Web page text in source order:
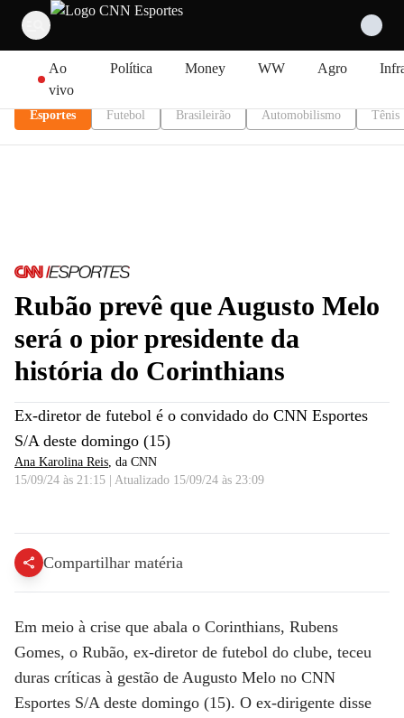
Ao
vivo
Política Money WW Agro
Esportes Futebol Brasileirão Automobilismo Tênis
Rubão prevê que Augusto Melo
será o pior presidente da
história do Corinthians
Ex-diretor de futebol é o convidado do CNN Esportes
S/A deste domingo (15)
Ana Karolina Reis, da CNN
15/09/24 às 21:15
Atualizado 15/09/24 às 23:09
Rubão prevê que Augusto Melo será o pior presidente da história do Corinthians | Esportes S/A
Compartilhar matéria
Em meio à crise que abala o Corinthians, Rubens
Gomes, o Rubão, ex-diretor de futebol do clube, teceu
duras críticas à gestão de Augusto Melo no CNN
Esportes S/A deste domingo (15). O ex-dirigente disse